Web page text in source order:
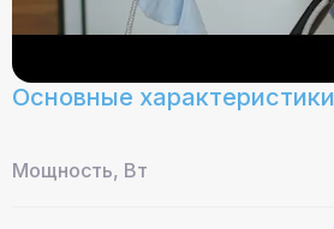
Основные характеристики
Мощность, Вт